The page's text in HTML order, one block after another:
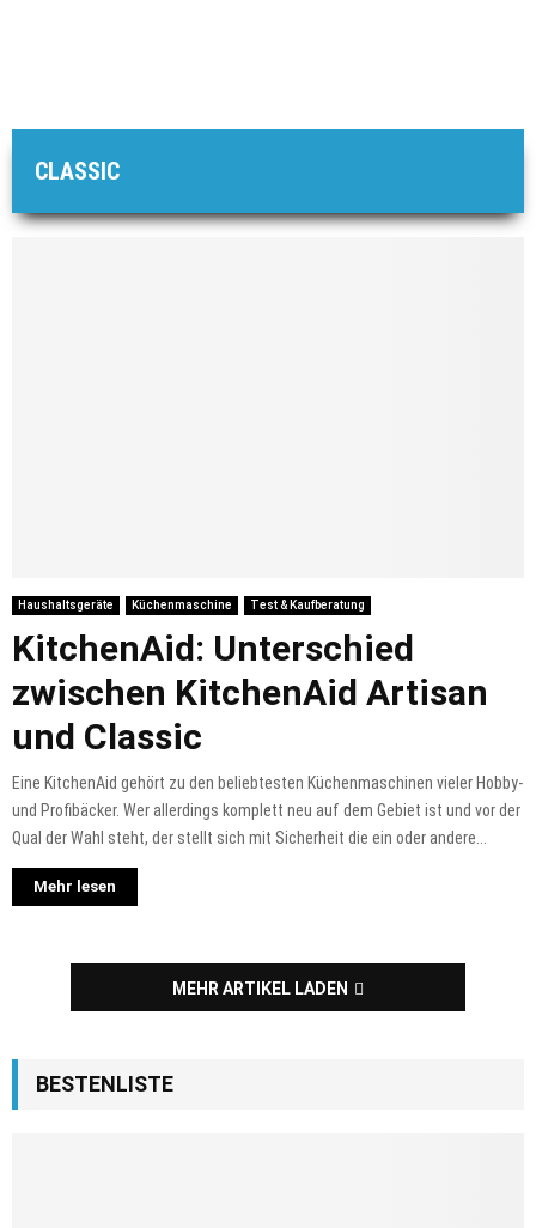
CLASSIC
Haushaltsgeräte Küchenmaschine Test & Kaufberatung
KitchenAid: Unterschied
zwischen KitchenAid Artisan
und Classic
Eine KitchenAid gehört zu den beliebtesten Küchenmaschinen vieler Hobby-
und Profibäcker. Wer allerdings komplett neu auf dem Gebiet ist und vor der
Qual der Wahl steht, der stellt sich mit Sicherheit die ein oder andere...
Mehr lesen
MEHR ARTIKEL LADEN
BESTENLISTE